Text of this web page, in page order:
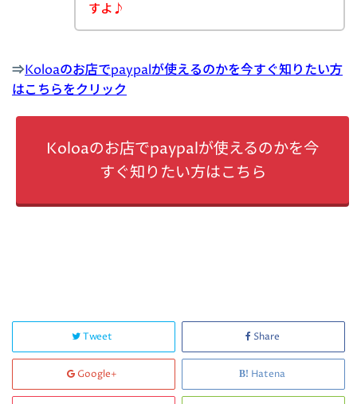
すよ♪
⇒Koloaのお店でpaypalが使えるのかを今すぐ知りたい方
はこちらをクリック
Koloaのお店でpaypalが使えるのかを今
すぐ知りたい方はこちら
Tweet Share
Google+ Hatena